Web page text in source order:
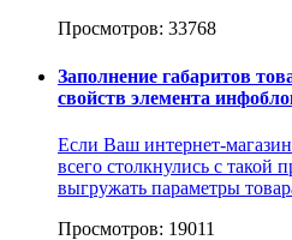
Просмотров: 33768
Заполнение габаритов
свойств элемента
Если Ваш интернет-
всего столкнулись с такой
выгружать параметры
Просмотров: 19011